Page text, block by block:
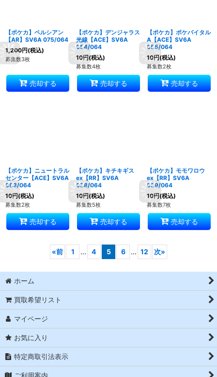
【ポケカ】ペルシアン
【AR】SV6A 075/064
1,200円(税込)
募集数3枚
売却する
【ポケカ】デンジャラス
光線【ACE】SV6A
054/064
10円(税込)
募集数4枚
売却する
【ポケカ】ポケバイタル
A【ACE】SV6A
055/064
10円(税込)
募集数2枚
売却する
【ポケカ】ニュートラル
センター【ACE】SV6A
063/064
10円(税込)
募集数2枚
売却する
【ポケカ】キチキギス
ex【RR】SV6A
038/064
10円(税込)
募集数5枚
売却する
【ポケカ】モモワロウ
ex【RR】SV6A
039/064
10円(税込)
募集数7枚
売却する
«前 1 ... 4 5 6 ... 12 次»
ホーム
買取希望リスト
マイページ
お気に入り
特定商取引法表示
ご利用案内